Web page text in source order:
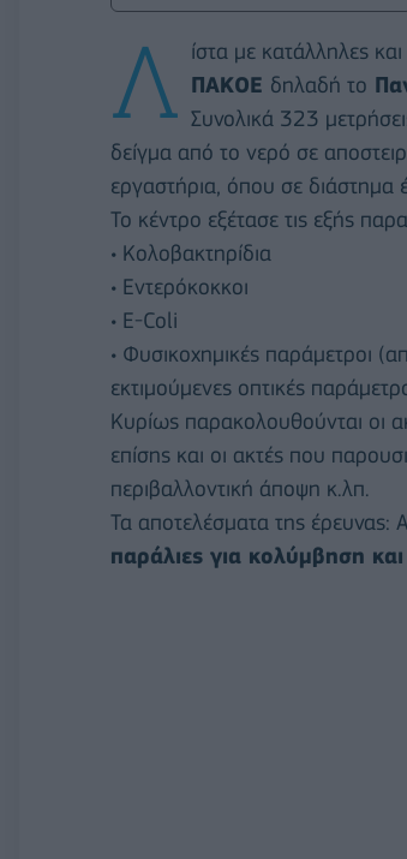
Λ ίστα με κατάλληλες
ΠΑΚΟΕ δηλαδή το
Συνολικά 323
δείγμα από το νερό σε
εργαστήρια, όπου σε διάστημα
Το κέντρο εξέτασε τις εξής
• Κολοβακτηρίδια
• Εντερόκοκκοι
• Ε-Coli
• Φυσικοχημικές παράμετροι
εκτιμούμενες οπτικές
Κυρίως παρακολουθούνται οι
επίσης και οι ακτές που
περιβαλλοντική άποψη κ.λπ.
Τα αποτελέσματα της έρευνας:
παράλιες για κολύμβηση